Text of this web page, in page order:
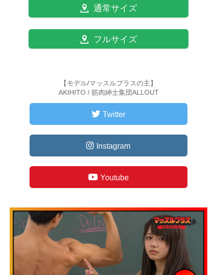
通常サイズ
フルサイズ
【モデル/マッスルプラスの主】
AKIHITO / 筋肉紳士集団ALLOUT
Twitter
Instagram
Youtube